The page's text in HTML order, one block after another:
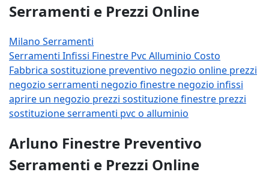
Serramenti e Prezzi Online
Milano Serramenti
Serramenti Infissi Finestre Pvc Alluminio Costo
Fabbrica sostituzione preventivo negozio online prezzi
negozio serramenti negozio finestre negozio infissi
aprire un negozio prezzi sostituzione finestre prezzi
sostituzione serramenti pvc o alluminio
Arluno Finestre Preventivo
Serramenti e Prezzi Online